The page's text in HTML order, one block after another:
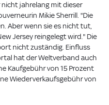
nicht jahrelang mit dieser
Mikie Sherrill. "Die
Aber wenn sie es nicht tut,
Jersey reingelegt wird." Die
nicht zuständig. Einfluss
hat der Weltverband auch
Kaufgebühr von 15 Prozent
Wiederverkaufsgebühr von